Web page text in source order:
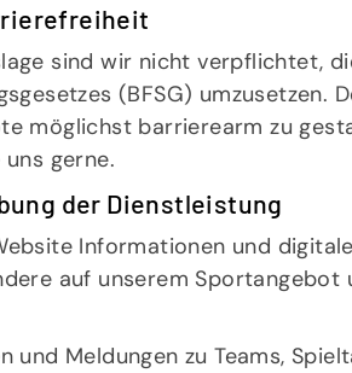
sind wir nicht verpflichtet,
(BFSG) umzusetzen.
möglichst barrierearm zu
gerne.
der Dienstleistung
Informationen und
auf unserem Sportangebot
und Meldungen zu Teams,
finden